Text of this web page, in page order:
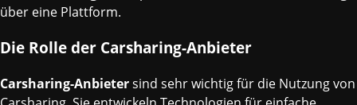
über eine Plattform.
Die Rolle der Carsharing-Anbieter
Carsharing-Anbietersind sehr wichtig für die Nutzung von